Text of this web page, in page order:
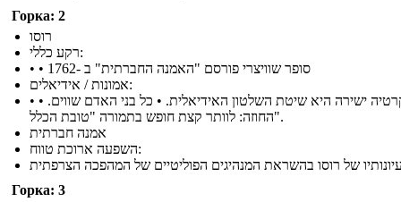
Горка: 2
רוסו
רקע כללי:
• • סופר שוויצרי פורסם "האמנה החברתית" ב -1762
אמונות / אידיאלים:
• דמוקרטיה ישירה היא שיטת השלטון האידיאלית. • כל בני האדם שווים. •
החוזה: לוותר קצת חופש בתמורה "טובת הכלל".
אמנה חברתית
השפעה ארוכת טווח:
Горка: 3